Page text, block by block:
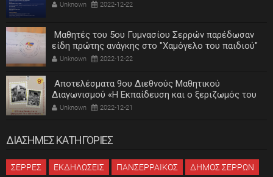
Unknown 2022-12-22
Μαθητές του 5ου Γυμνασίου Σερρών παρέδωσαν
είδη πρώτης ανάγκης στο "Χαμόγελο του παιδιού"
Unknown 2022-12-22
Αποτελέσματα 9ου Διεθνούς Μαθητικού
Διαγωνισμού «Η Εκπαίδευση και ο ξεριζωμός του
ελληνισμού»
Unknown 2022-12-21
ΔΙΑΣΗΜΕΣ ΚΑΤΗΓΟΡΙΕΣ
ΣΕΡΡΕΣ ΕΚΔΗΛΩΣΕΙΣ ΠΑΝΣΕΡΡΑΙΚΟΣ
ΔΗΜΟΣ ΣΕΡΡΩΝ